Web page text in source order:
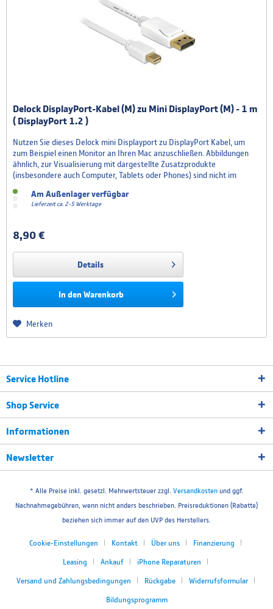
Delock DisplayPort-Kabel (M) zu Mini DisplayPort (M) - 1 m
( DisplayPort 1.2 )
Nutzen Sie dieses Delock mini Displayport zu DisplayPort Kabel, um
zum Beispiel einen Monitor an Ihren Mac anzuschließen. Abbildungen
ähnlich, zur Visualisierung mit dargestellte Zusatzprodukte
(insbesondere auch Computer, Tablets oder Phones) sind nicht im
Herstellers. Irrtümer und Änderungen vorbehalten....
Am Außenlager verfügbar
Lieferzeit ca. 2-5 Werktage
8,90 €
Details
In den Warenkorb
Merken
Service Hotline
Shop Service
Informationen
Newsletter
* Alle Preise inkl. gesetzl. Mehrwertsteuer zzgl. Versandkostenund ggf.
Nachnahmegebühren, wenn nicht anders beschrieben. Preisreduktionen (Rabatte)
beziehen sich immer auf den UVP des Herstellers.
Cookie-Einstellungen Kontakt Über uns Finanzierung
Leasing Ankauf iPhone Reparaturen
Versand und Zahlungsbedingungen Rückgabe Widerrufsformular
Bildungsprogramm